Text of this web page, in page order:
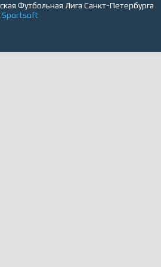
Футбольная Лига Санкт-Петербурга
Sportsoft